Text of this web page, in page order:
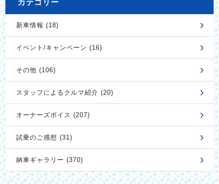
カテゴリー
新車情報 (18)
イベント/キャンペーン (16)
その他 (106)
スタッフによるクルマ紹介 (20)
オーナーズボイス (207)
試乗のご感想 (31)
納車ギャラリー (370)